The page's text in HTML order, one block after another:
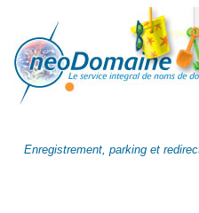
Enregistrement, parking et